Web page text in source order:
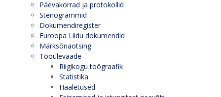
Päevakorrad ja protokollid
Stenogrammid
Dokumendiregister
Euroopa Liidu dokumendid
Märksõnaotsing
Tööülevaade
Riigikogu töögraafik
Statistika
Hääletused